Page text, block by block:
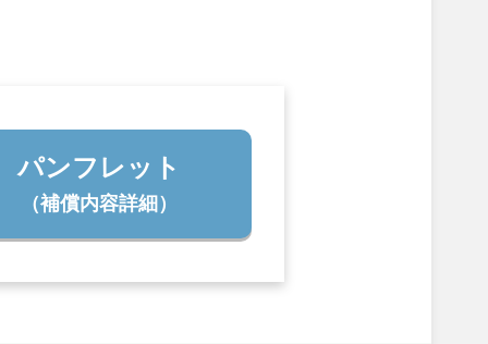
パンフレット
（補償内容詳細）